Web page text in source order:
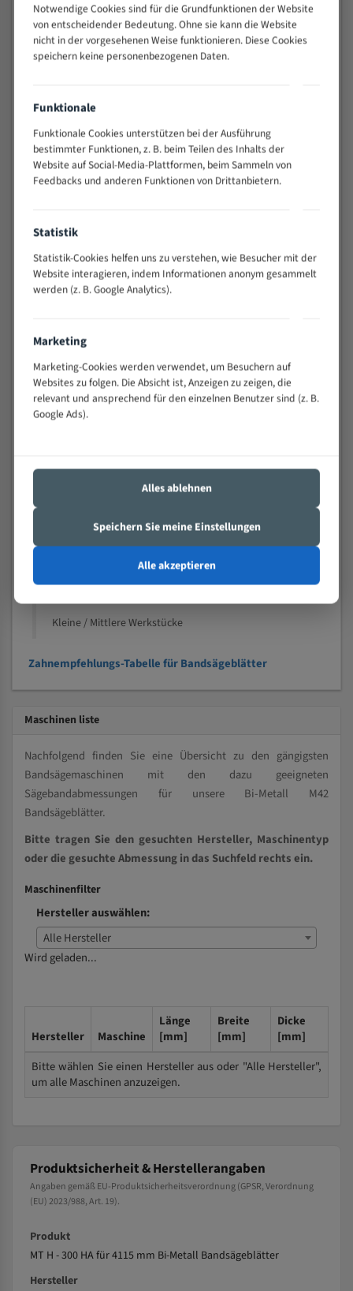
80 - 180
3/4
130 -
350
2/3
150 -
200 -
600
> 500
0,75/1,25
Vorteile:
Vielseitiges Bandsägeblatt für verschiedenste
Widerstandsfähig gegen Zahnbruch auch bei
wechselnde Verbindungslängen)
Sehr geringe Vibration
Technische Beschreibung:
Positiver Spanwinkel
Bandkörper aus hochlegiertem Federstahl
Legierte HSS-beschichtete Zahnspitzen
Nichteisenmetalle
Speziell entwickelt für Profile / Rohre
Kleine und mittlere Profile / Kleine Durchmesser
Vollmaterial
Kleine / Mittlere Werkstücke
Zahnempfehlungs-Tabelle für Bandsägeblätter
Maschinen liste
Nachfolgend finden Sie eine Übersicht zu den gängigsten
Bandsägemaschinen mit den dazu geeigneten
Sägebandabmessungen für unsere Bi-Metall M42
Bandsägeblätter.
Bitte tragen Sie den gesuchten Hersteller, Maschinentyp
oder die gesuchte Abmessung in das Suchfeld rechts ein.
Maschinenfilter
Hersteller auswählen:
Alle Hersteller
Wird geladen...
Hersteller Maschine
Länge
[mm]
Breite
[mm]
Dicke
[mm]
Bitte wählen Sie einen Hersteller aus oder "Alle Hersteller",
um alle Maschinen anzuzeigen.
Produktsicherheit & Herstellerangaben
Angaben gemäß EU-Produktsicherheitsverordnung (GPSR, Verordnung
(EU) 2023/988, Art. 19).
Produkt
MT H - 300 HA für 4115 mm Bi-Metall Bandsägeblätter
Hersteller
Notwendige Cookies sind für die Grundfunktionen der Website
von entscheidender Bedeutung. Ohne sie kann die Website
nicht in der vorgesehenen Weise funktionieren. Diese Cookies
speichern keine personenbezogenen Daten.
Funktionale
Funktionale Cookies unterstützen bei der Ausführung
bestimmter Funktionen, z. B. beim Teilen des Inhalts der
Website auf Social-Media-Plattformen, beim Sammeln von
Feedbacks und anderen Funktionen von Drittanbietern.
Statistik
Statistik-Cookies helfen uns zu verstehen, wie Besucher mit der
Website interagieren, indem Informationen anonym gesammelt
werden (z. B. Google Analytics).
Marketing
Marketing-Cookies werden verwendet, um Besuchern auf
Websites zu folgen. Die Absicht ist, Anzeigen zu zeigen, die
relevant und ansprechend für den einzelnen Benutzer sind (z. B.
Google Ads).
Alles ablehnen
Speichern Sie meine Einstellungen
Alle akzeptieren